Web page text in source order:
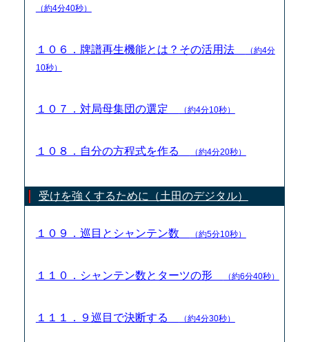
（約4分40秒）
１０６．牌譜再生機能とは？その活用法
（約4分
10秒）
１０７．対局母集団の選定 （約4分10秒）
１０８．自分の方程式を作る （約4分20秒）
受けを強くするために（土田のデジタル）
１０９．巡目とシャンテン数 （約5分10秒）
１１０．シャンテン数とターツの形 （約6分40秒）
１１１．９巡目で決断する （約4分30秒）